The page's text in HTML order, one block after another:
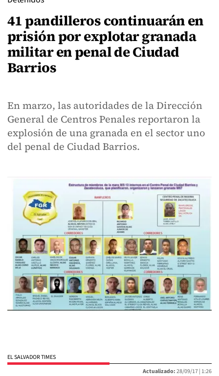
41 pandilleros continuarán en
prisión por explotar granada
militar en penal de Ciudad
Barrios
En marzo, las autoridades de la Dirección
General de Centros Penales reportaron la
explosión de una granada en el sector uno
del penal de Ciudad Barrios.
EL SALVADOR TIMES
Actualizado:28/09/17 | 1:26